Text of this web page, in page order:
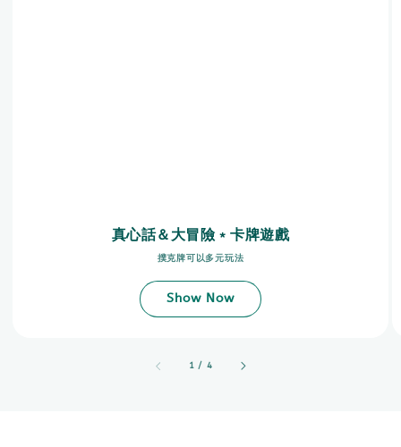
真心話＆大冒險﹡卡牌遊戲
撲克牌可以多元玩法
Show Now
1 / accessibility.of
4